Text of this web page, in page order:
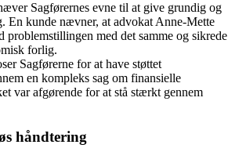
Sagførernes evne til at give grundig og
En kunde nævner, at advokat Anne-Mette
problemstillingen med det samme og sikrede
forlig.
Sagførerne for at have støttet
en kompleks sag om finansielle
var afgørende for at stå stærkt gennem
håndtering